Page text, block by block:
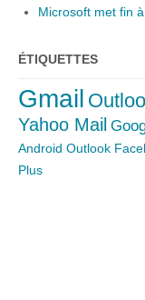
Microsoft met fin
ÉTIQUETTES
Gmail
Yahoo Mail
Android Outlook
Plus